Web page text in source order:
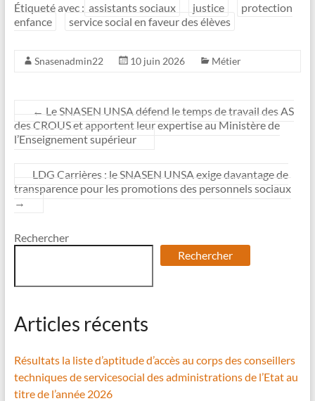
Étiqueté avec : assistants sociaux justice
protection
enfance
service social en faveur des élèves
Snasenadmin22 10 juin 2026 Métier
← Le SNASEN UNSA défend le temps de travail des AS
des CROUS et apportent leur expertise au Ministère de
l’Enseignement supérieur
LDG Carrières : le SNASEN UNSA exige davantage de
transparence pour les promotions des personnels sociaux
→
Rechercher
Rechercher
Articles récents
Résultats la liste d’aptitude d’accès au corps des conseillers
techniques de servicesocial des administrations de l’Etat au
titre de l’année 2026